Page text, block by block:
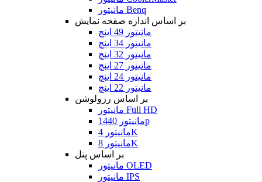
مانیتور Benq
بر اساس اندازه صفحه نمایش
مانیتور 49 اینچ
مانیتور 34 اینچ
مانیتور 32 اینچ
مانیتور 27 اینچ
مانیتور 24 اینچ
مانیتور 22 اینچ
بر اساس رزولوشن
مانیتور Full HD
مانیتور 1440p
مانیتور 4K
مانیتور 8K
بر اساس پنل
مانیتور OLED
مانیتور IPS